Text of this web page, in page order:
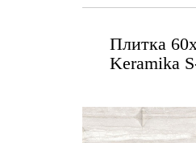
Плитка
Keramika